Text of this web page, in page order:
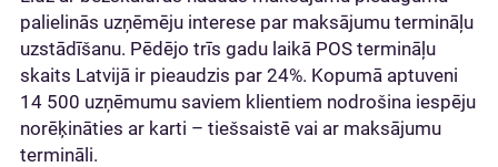
palielinās uzņēmēju interese par maksājumu termināļu
uzstādīšanu. Pēdējo trīs gadu laikā POS termināļu
skaits Latvijā ir pieaudzis par 24%. Kopumā aptuveni
14 500 uzņēmumu saviem klientiem nodrošina iespēju
norēķināties ar karti – tiešsaistē vai ar maksājumu
termināli.